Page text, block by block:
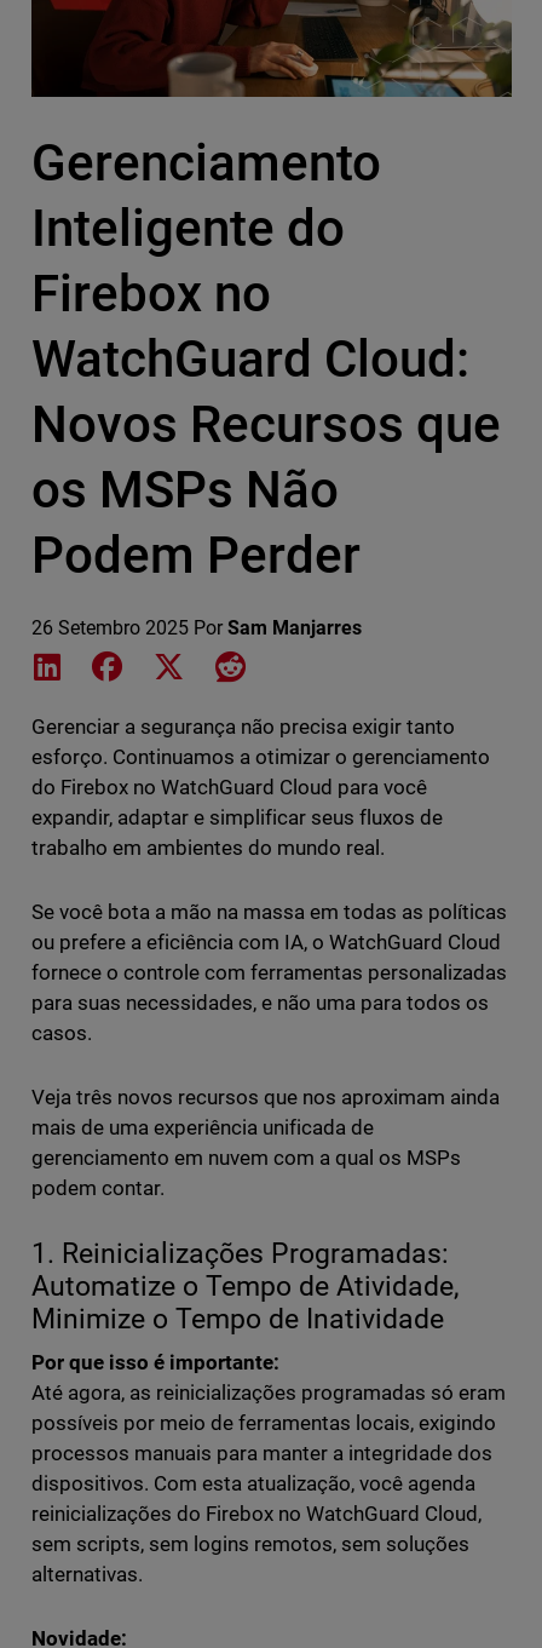
Gerenciamento
Inteligente do
Firebox no
WatchGuard Cloud:
Novos Recursos que
os MSPs Não
Podem Perder
26 Setembro 2025 Por Sam Manjarres
Share on LinkedIn
Share on Facebook
Share on XShare on Reddit
Gerenciar a segurança não precisa exigir tanto
esforço. Continuamos a otimizar o gerenciamento
do Firebox no WatchGuard Cloud para você
expandir, adaptar e simplificar seus fluxos de
trabalho em ambientes do mundo real.
Se você bota a mão na massa em todas as políticas
ou prefere a eficiência com IA, o WatchGuard Cloud
fornece o controle com ferramentas personalizadas
para suas necessidades, e não uma para todos os
casos.
Veja três novos recursos que nos aproximam ainda
mais de uma experiência unificada de
gerenciamento em nuvem com a qual os MSPs
podem contar.
1. Reinicializações Programadas:
Automatize o Tempo de Atividade,
Minimize o Tempo de Inatividade
Por que isso é importante:
Até agora, as reinicializações programadas só eram
possíveis por meio de ferramentas locais, exigindo
processos manuais para manter a integridade dos
dispositivos. Com esta atualização, você agenda
reinicializações do Firebox no WatchGuard Cloud,
sem scripts, sem logins remotos, sem soluções
alternativas.
Novidade: